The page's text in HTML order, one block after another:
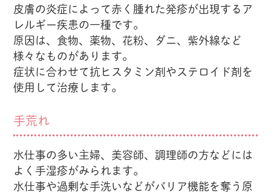
皮膚の炎症によって赤く腫れた発疹が出現するア
レルギー疾患の一種です。
原因は、食物、薬物、花粉、ダニ、紫外線など
様々なものがあります。
症状に合わせて抗ヒスタミン剤やステロイド剤を
使用して治療します。
手荒れ
水仕事の多い主婦、美容師、調理師の方などには
よく手湿疹がみられます。
水仕事や過剰な手洗いなどがバリア機能を奪う原